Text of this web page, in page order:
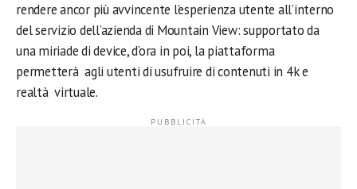
rendere ancor più avvincente l’esperienza utente all’interno
del servizio dell’azienda di Mountain View: supportato da
una miriade di device, d’ora in poi, la piattaforma
permetterà agli utenti di usufruire di contenuti in 4k e
realtà virtuale.